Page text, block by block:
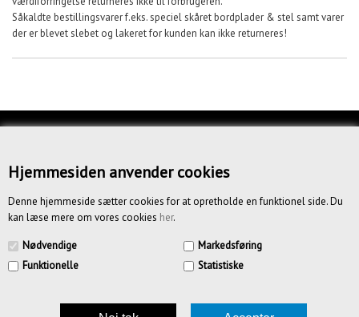
Hjemmesiden anvender cookies
Denne hjemmeside sætter cookies for at opretholde en funktionel side. Du
kan læse mere om vores cookies her.
Nødvendige
Markedsføring
Funktionelle
Statistiske
Såkaldte bestillingsvarer f.eks. speciel skåret bordplader & stel samt varer
der er blevet slebet og lakeret for kunden kan ikke returneres!
OM OS
BETINGELSER
CREATIV.DK APS | Vandmestervej 20 | 2630 Tåstrup | CVR